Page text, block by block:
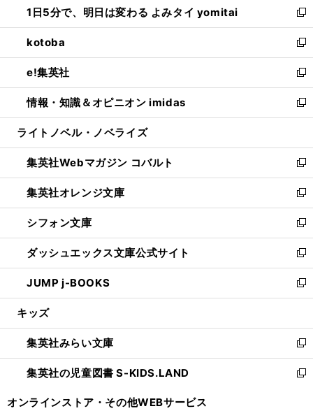
で
開
く
ド
ウ
で
開
く
ィ
ン
ド
ウ
で
開
く
い
ウ
ィ
ン
ド
ウ
で
開
1日5分で、明日は変わる よみタイ yomitai
新
し
い
ウ
ィ
ン
ド
ウ
開
く
kotoba
新
し
い
ウ
ィ
ン
ウ
で
開
く
e!集英社
新
し
い
ウ
ン
ド
ウ
で
開
く
情報・知識＆オピニオン imidas
新
し
ウ
ィ
ン
ド
ウ
で
開
く
ライトノベル・ノベライズ
集英社Webマガジン コバルト
新
し
い
ウ
ィ
ン
ド
ウ
で
開
集英社オレンジ文庫
新
し
い
ウ
ィ
ン
ド
ウ
開
く
シフォン文庫
新
し
い
ウ
ィ
ン
ウ
で
開
く
ダッシュエックス文庫公式サイト
新
し
い
ウ
ン
ド
ウ
で
JUMP j-BOOKS
新
し
ウ
ィ
ン
ド
キッズ
集英社みらい文庫
新
し
い
集英社の児童図書 S-KIDS.LAND
新
オンラインストア・ その他WEBサービス